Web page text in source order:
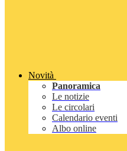
Novità
Panoramica
Le notizie
Le circolari
Calendario eventi
Albo online